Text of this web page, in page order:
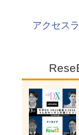
アクセス